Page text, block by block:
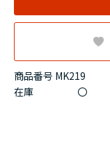
商品番号 MK219
在庫 〇